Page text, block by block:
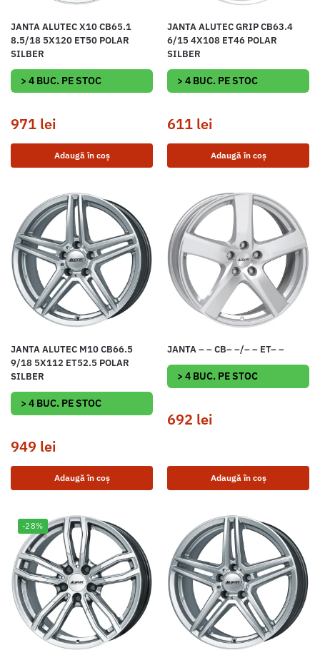
JANTA ALUTEC X10 CB65.1
8.5/18 5X120 ET50 POLAR
SILBER
> 4 BUC. PE STOC
971 lei
Adaugă în coș
JANTA ALUTEC GRIP CB63.4
6/15 4X108 ET46 POLAR
SILBER
> 4 BUC. PE STOC
611 lei
Adaugă în coș
JANTA ALUTEC M10 CB66.5
9/18 5X112 ET52.5 POLAR
SILBER
> 4 BUC. PE STOC
949 lei
Adaugă în coș
JANTA – – CB– –/– – ET– –
> 4 BUC. PE STOC
692 lei
Adaugă în coș
-28%